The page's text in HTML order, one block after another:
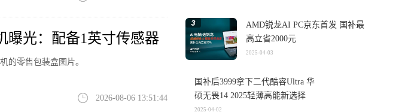
曝光：配备1英寸传感器
的零售包装盒图片。
2026-08-06 13:51:44
AMD锐龙AI PC京东首发 国补最
高立省2000元
2025-04-03
国补后3999拿下二代酷睿Ultra 华
硕无畏14 2025轻薄高能新选择
2025-04-02